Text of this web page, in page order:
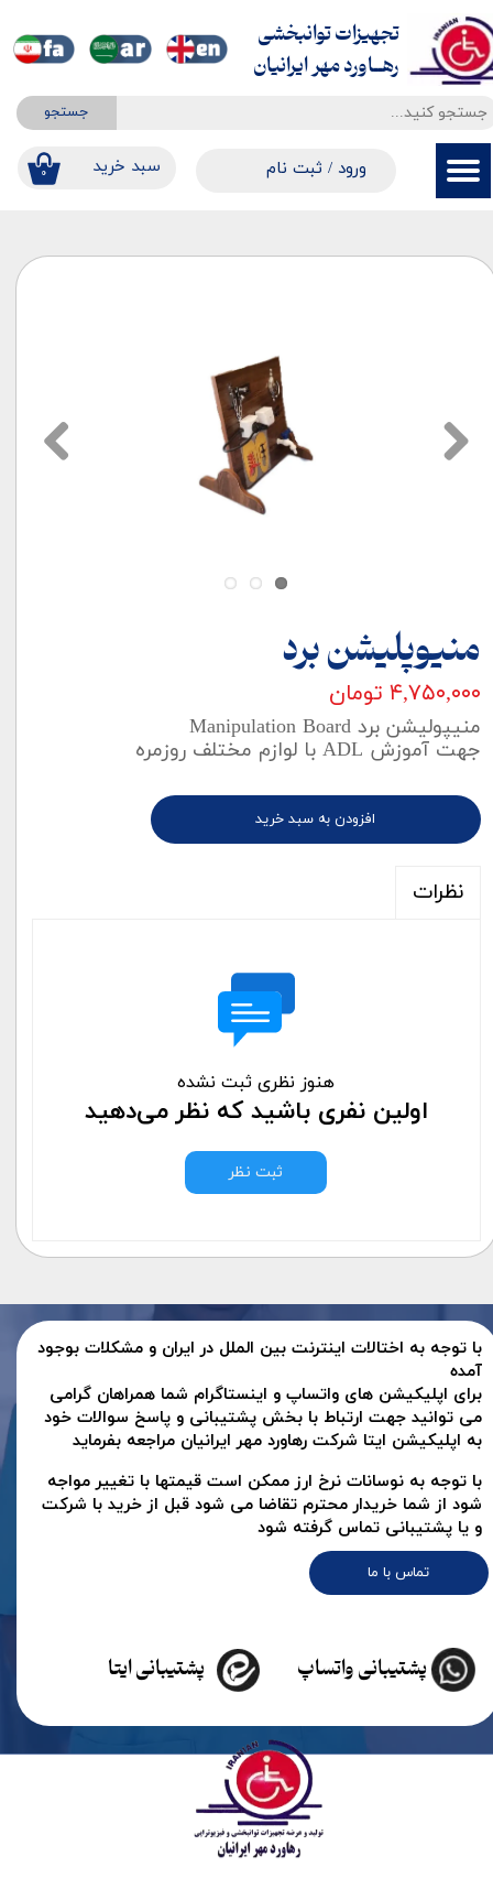
جستجو
۰ ​​سبد خرید ورود / ثبت نام
حساب کاربری من
سفارشات
خروج از حساب کاربری
تجهیزات توانبخشی
​​​​​​​رهــاورد مهر ایرانیان
منیوپلیشن برد
۴,۷۵۰,۰۰۰ تومان
منیپولیشن برد Manipulation Board
جهت آموزش ADL با لوازم مختلف روزمره
افزودن به سبد خرید
نظرات
هنوز نظری ثبت نشده
اولین نفری باشید که نظر می‌دهید
ثبت نظر
تماس با ما
با توجه به اختالات اینترنت بین الملل در ایران و مشکلات بوجود
آمده
برای اپلیکیشن های واتساپ و اینستاگرام شما همراهان گرامی
می توانید جهت ارتباط با بخش پشتیبانی و پاسخ سوالات خود
به اپلیکیشن ایتا شرکت رهاورد مهر ایرانیان مراجعه بفرماید
پشتیبانی ایتا پشتیبانی واتساپ
با توجه به نوسانات نرخ ارز ممکن است قیمتها با تغییر مواجه
شود از شما خریدار محترم تقاضا می شود قبل از خرید با شرکت
و یا پشتیبانی تماس گرفته شود